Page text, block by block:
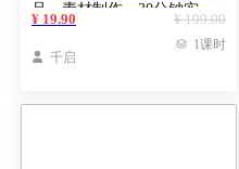
品、素材制作，30分钟实
战，快速跑通首单出单
¥ 199.00
¥ 19.90
 千启
 1课时